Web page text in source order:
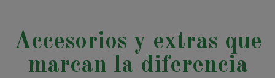
Accesorios y extras que
marcan la diferencia